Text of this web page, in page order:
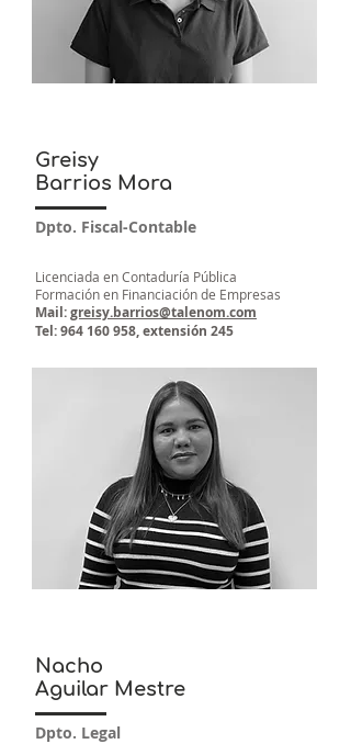
Greisy
Barrios Mora
Dpto. Fiscal-Contable
Licenciada en Contaduría Pública
Formación en Financiación de Empresas
Mail:greisy.barrios@talenom.com
Tel:964 160 958, extensión 245
Nacho
Aguilar Mestre
Dpto. Legal